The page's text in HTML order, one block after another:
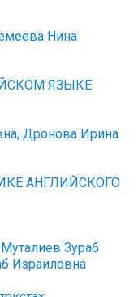
Нина
ЯЗЫКЕ
Дронова Ирина
АНГЛИЙСКОГО
Зураб
Израиловна